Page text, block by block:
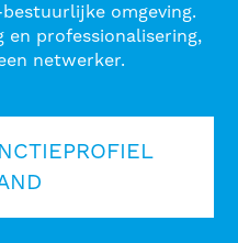
omgeving.
professionalisering,
netwerker.